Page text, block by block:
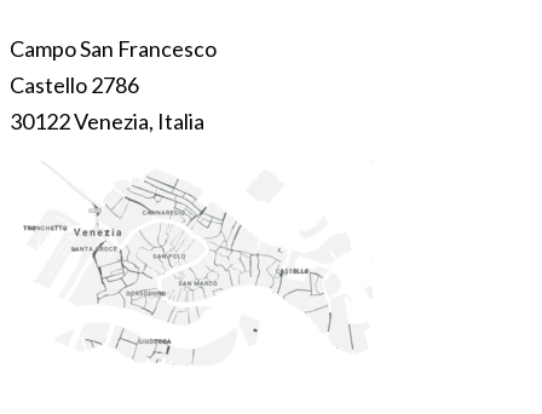
Campo San Francesco
Castello 2786
30122 Venezia, Italia